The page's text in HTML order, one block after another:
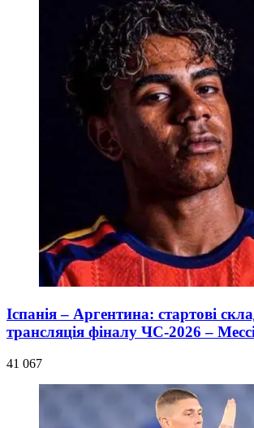
Іспанія – Аргентина: стартові
трансляція фіналу ЧС-2026 –
41 067